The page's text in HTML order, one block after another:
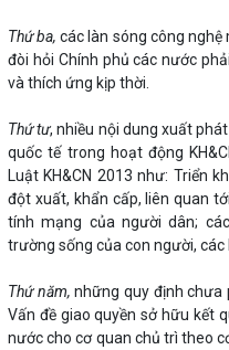
Thứ ba, các làn sóng công
đòi hỏi Chính phủ các nước
và thích ứng kịp thời.
Thứ tư, nhiều nội dung xuất
quốc tế trong hoạt động
Luật KH&CN 2013 như: Triển
đột xuất, khẩn cấp, liên quan
tính mạng của người dân;
trường sống của con người, các
Thứ năm, những quy định chưa
Vấn đề giao quyền sở hữu kết
nước cho cơ quan chủ trì theo